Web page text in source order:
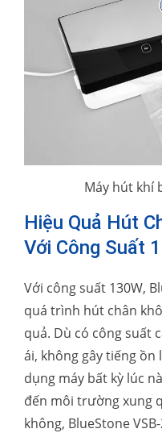
Máy hút khí
Hiệu Quả Hút
Với Công Suất
Với công suất 130W,
quá trình hút chân
quả. Dù có công suất
ái, không gây tiếng ồn
dụng máy bất kỳ lúc
đến môi trường xung
không, BlueStone